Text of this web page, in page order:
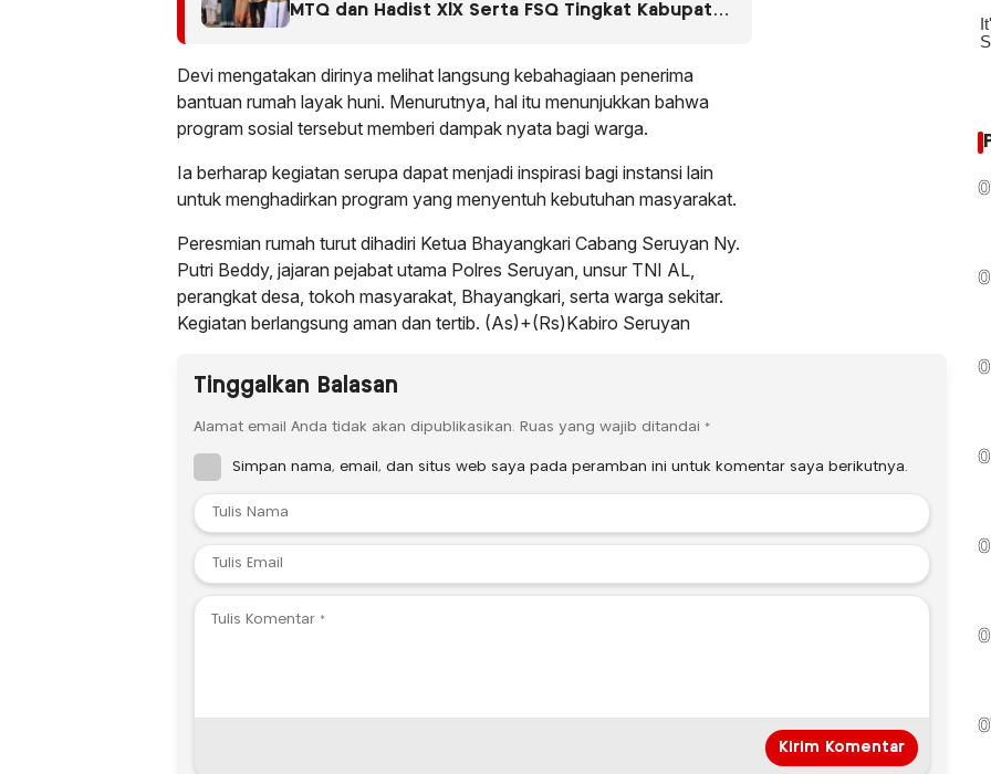
MTQ dan Hadist XlX Serta FSQ Tingkat Kabupaten
Devi mengatakan dirinya melihat langsung kebahagiaan penerima
bantuan rumah layak huni. Menurutnya, hal itu menunjukkan bahwa
program sosial tersebut memberi dampak nyata bagi warga.
Ia berharap kegiatan serupa dapat menjadi inspirasi bagi instansi lain
untuk menghadirkan program yang menyentuh kebutuhan masyarakat.
Peresmian rumah turut dihadiri Ketua Bhayangkari Cabang Seruyan Ny.
Putri Beddy, jajaran pejabat utama Polres Seruyan, unsur TNI AL,
perangkat desa, tokoh masyarakat, Bhayangkari, serta warga sekitar.
Kegiatan berlangsung aman dan tertib. (As)+(Rs)Kabiro Seruyan
Tinggalkan Balasan
Alamat email Anda tidak akan dipublikasikan. Ruas yang wajib ditandai *
Simpan nama, email, dan situs web saya pada peramban ini untuk komentar saya berikutnya.